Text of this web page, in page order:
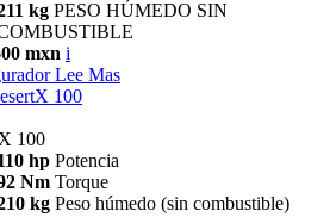
kg PESO HÚMEDO SIN
mxn i
Lee Mas
100
100
hp Potencia
Nm Torque
kg Peso húmedo (sin combustible)